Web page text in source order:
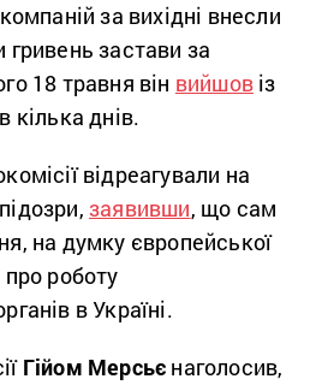
за вихідні внесли
застави за
18 травня він вийшов із
кілька днів.
відреагували на
заявивши, що сам
на думку європейської
роботу
в Україні.
Гійом Мерсьє наголосив,